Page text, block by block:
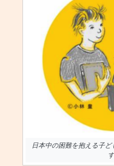
日本中の困難を抱える子